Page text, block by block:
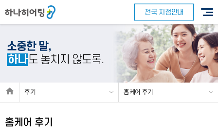
전국 지점안내
소중한 말,
하나도 놓치지 않도록.
후기 홈케어 후기
홈케어 후기
바로 예약하기
이름